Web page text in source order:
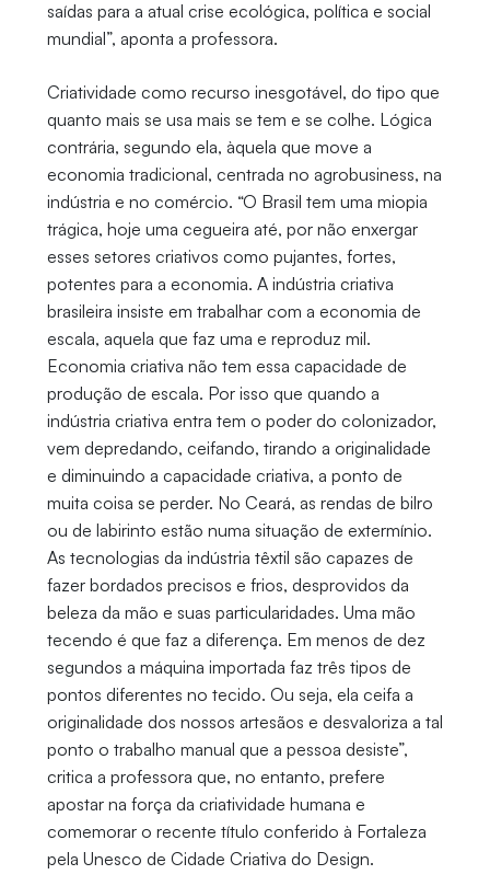
saídas para a atual crise ecológica, política e social
mundial”, aponta a professora.
Criatividade como recurso inesgotável, do tipo que
quanto mais se usa mais se tem e se colhe. Lógica
contrária, segundo ela, àquela que move a
economia tradicional, centrada no agrobusiness, na
indústria e no comércio. “O Brasil tem uma miopia
trágica, hoje uma cegueira até, por não enxergar
esses setores criativos como pujantes, fortes,
potentes para a economia. A indústria criativa
brasileira insiste em trabalhar com a economia de
escala, aquela que faz uma e reproduz mil.
Economia criativa não tem essa capacidade de
produção de escala. Por isso que quando a
indústria criativa entra tem o poder do colonizador,
vem depredando, ceifando, tirando a originalidade
e diminuindo a capacidade criativa, a ponto de
muita coisa se perder. No Ceará, as rendas de bilro
ou de labirinto estão numa situação de extermínio.
As tecnologias da indústria têxtil são capazes de
fazer bordados precisos e frios, desprovidos da
beleza da mão e suas particularidades. Uma mão
tecendo é que faz a diferença. Em menos de dez
segundos a máquina importada faz três tipos de
pontos diferentes no tecido. Ou seja, ela ceifa a
originalidade dos nossos artesãos e desvaloriza a tal
ponto o trabalho manual que a pessoa desiste”,
critica a professora que, no entanto, prefere
apostar na força da criatividade humana e
comemorar o recente título conferido à Fortaleza
pela Unesco de Cidade Criativa do Design.